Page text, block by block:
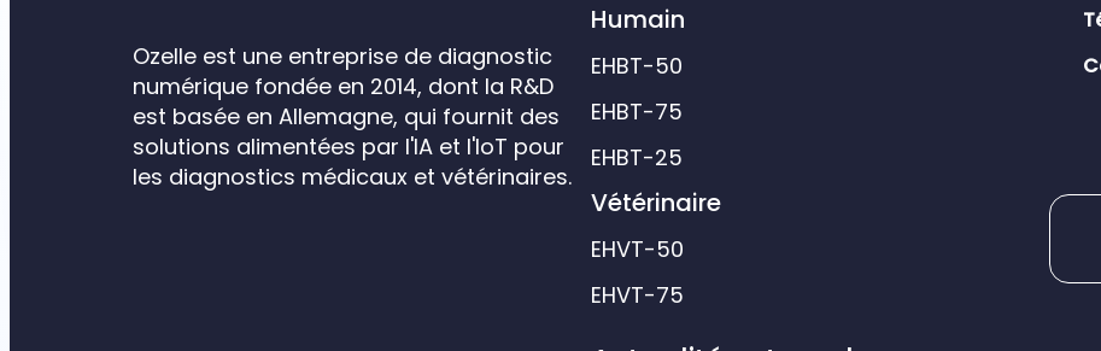
Ozelle est une entreprise de diagnostic
numérique fondée en 2014, dont la R&D
est basée en Allemagne, qui fournit des
solutions alimentées par l'IA et l'IoT pour
les diagnostics médicaux et vétérinaires.
Humain
EHBT-50
EHBT-75
EHBT-25
Vétérinaire
EHVT-50
EHVT-75